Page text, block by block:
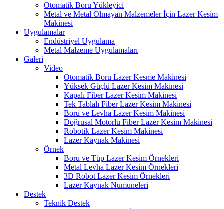
Otomatik Boru Yükleyici
Metal ve Metal Olmayan Malzemeler İçin Lazer Kesim
Makinesi
Uygulamalar
Endüstriyel Uygulama
Metal Malzeme Uygulamaları
Galeri
Video
Otomatik Boru Lazer Kesme Makinesi
Yüksek Güçlü Lazer Kesim Makinesi
Kapalı Fiber Lazer Kesim Makinesi
Tek Tablalı Fiber Lazer Kesim Makinesi
Boru ve Levha Lazer Kesim Makinesi
Doğrusal Motorlu Fiber Lazer Kesim Makinesi
Robotik Lazer Kesim Makinesi
Lazer Kaynak Makinesi
Örnek
Boru ve Tüp Lazer Kesim Örnekleri
Metal Levha Lazer Kesim Örnekleri
3D Robot Lazer Kesim Örnekleri
Lazer Kaynak Numuneleri
Destek
Teknik Destek